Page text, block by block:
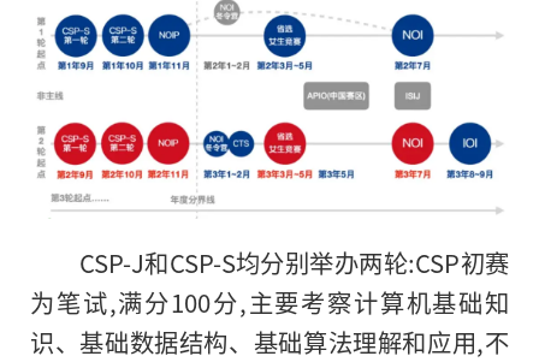
CSP-J和CSP-S均分别举办两轮:CSP初赛
为笔试,满分100分,主要考察计算机基础知
识、基础数据结构、基础算法理解和应用,不